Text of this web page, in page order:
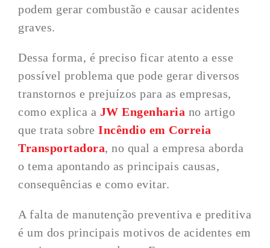
podem gerar combustão e causar acidentes
graves.
Dessa forma, é preciso ficar atento a esse
possível problema que pode gerar diversos
transtornos e prejuízos para as empresas,
como explica a JW Engenharia no artigo
que trata sobreIncêndio em Correia
Transportadora, no qual a empresa aborda
o tema apontando as principais causas,
consequências e como evitar.
A falta de manutenção preventiva e preditiva
é um dos principais motivos de acidentes em